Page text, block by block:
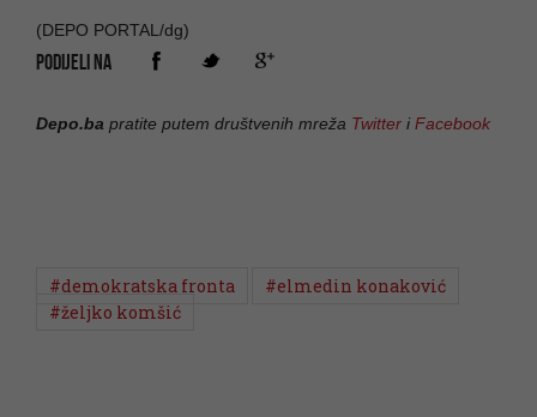
(DEPO PORTAL/dg)
PODIJELI NA
Depo.ba pratite putem društvenih mreža Twitter iFacebook
#demokratska fronta
#elmedin konaković
#željko komšić